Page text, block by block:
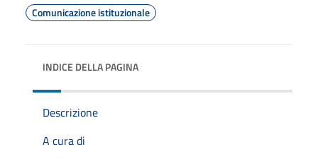
Comunicazione istituzionale
INDICE DELLA PAGINA
Descrizione
A cura di